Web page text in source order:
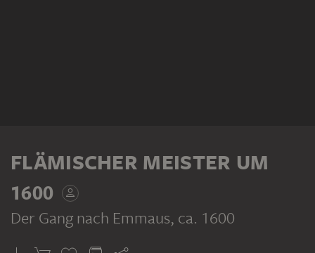
FLÄMISCHER MEISTER UM
1600
Der Gang nach Emmaus, ca. 1600